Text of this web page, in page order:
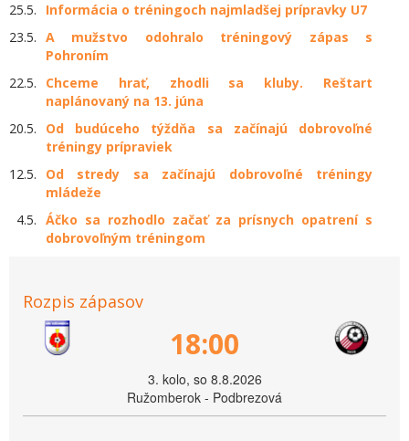
25.5.
Informácia o tréningoch najmladšej prípravky U7
23.5. A mužstvo odohralo tréningový zápas s
Pohroním
22.5.
​Chceme hrať, zhodli sa kluby. Reštart
naplánovaný na 13. júna
20.5.
Od budúceho týždňa sa začínajú dobrovoľné
tréningy prípraviek
12.5.
Od stredy sa začínajú dobrovoľné tréningy
mládeže
4.5. Áčko sa rozhodlo začať za prísnych opatrení s
dobrovoľným tréningom
Rozpis zápasov
18:00
3. kolo, so 8.8.2026
Ružomberok - Podbrezová